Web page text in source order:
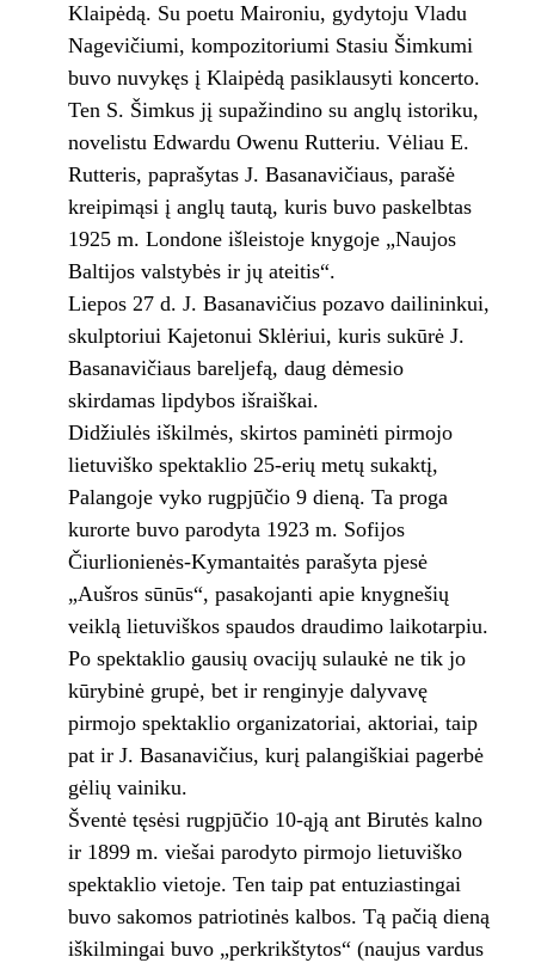
Klaipėdą. Su poetu Maironiu, gydytoju Vladu
Nagevičiumi, kompozitoriumi Stasiu Šimkumi
buvo nuvykęs į Klaipėdą pasiklausyti koncerto.
Ten S. Šimkus jį supažindino su anglų istoriku,
novelistu Edwardu Owenu Rutteriu. Vėliau E.
Rutteris, paprašytas J. Basanavičiaus, parašė
kreipimąsi į anglų tautą, kuris buvo paskelbtas
1925 m. Londone išleistoje knygoje „Naujos
Baltijos valstybės ir jų ateitis“.
Liepos 27 d. J. Basanavičius pozavo dailininkui,
skulptoriui Kajetonui Sklėriui, kuris sukūrė J.
Basanavičiaus bareljefą, daug dėmesio
skirdamas lipdybos išraiškai.
Didžiulės iškilmės, skirtos paminėti pirmojo
lietuviško spektaklio 25-erių metų sukaktį,
Palangoje vyko rugpjūčio 9 dieną. Ta proga
kurorte buvo parodyta 1923 m. Sofijos
Čiurlionienės-Kymantaitės parašyta pjesė
„Aušros sūnūs“, pasakojanti apie knygnešių
veiklą lietuviškos spaudos draudimo laikotarpiu.
Po spektaklio gausių ovacijų sulaukė ne tik jo
kūrybinė grupė, bet ir renginyje dalyvavę
pirmojo spektaklio organizatoriai, aktoriai, taip
pat ir J. Basanavičius, kurį palangiškiai pagerbė
gėlių vainiku.
Šventė tęsėsi rugpjūčio 10-ąją ant Birutės kalno
ir 1899 m. viešai parodyto pirmojo lietuviško
spektaklio vietoje. Ten taip pat entuziastingai
buvo sakomos patriotinės kalbos. Tą pačią dieną
iškilmingai buvo „perkrikštytos“ (naujus vardus